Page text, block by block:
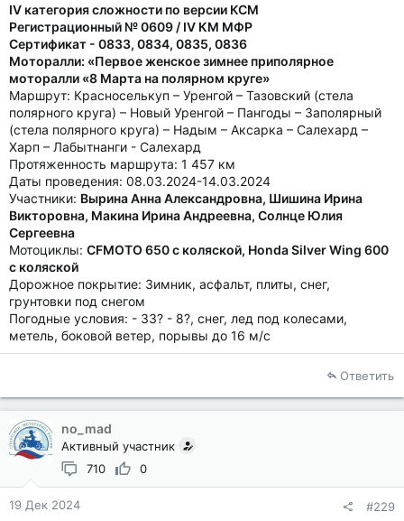
IV категория сложности по версии КСМ
Регистрационный № 0609 / IV КМ МФР
Сертификат - 0833, 0834, 0835, 0836
Моторалли: «Первое женское зимнее приполярное
моторалли «8 Марта на полярном круге»
Маршрут: Красноселькуп – Уренгой – Тазовский (стела
полярного круга) – Новый Уренгой – Пангоды – Заполярный
(стела полярного круга) – Надым – Аксарка – Салехард –
Харп – Лабытнанги - Салехард
Протяженность маршрута: 1 457 км
Даты проведения: 08.03.2024-14.03.2024
Участники: Вырина Анна Александровна, Шишина Ирина
Викторовна, Макина Ирина Андреевна, Солнце Юлия
Сергеевна
Мотоциклы: CFMOTO 650 с коляской, Honda Silver Wing 600
с коляской
Дорожное покрытие: Зимник, асфальт, плиты, снег,
грунтовки под снегом
Погодные условия: - 33? - 8?, снег, лед под колесами,
метель, боковой ветер, порывы до 16 м/с
Ответить
no_mad
Активный участник
710
0
19 Дек 2024 #229